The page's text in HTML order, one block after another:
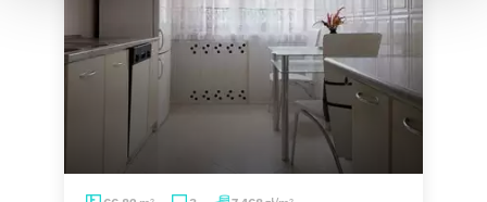
korzystania z ich usług.